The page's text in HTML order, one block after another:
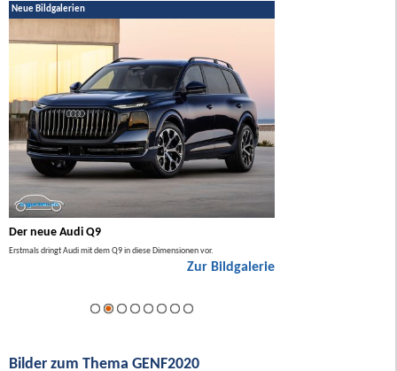
Neue Bildgalerien
Der neue Audi Q9
Erstmals dringt Audi mit dem Q9 in diese Dimensionen vor.
Zur Bildgalerie
Bilder zum Thema GENF2020